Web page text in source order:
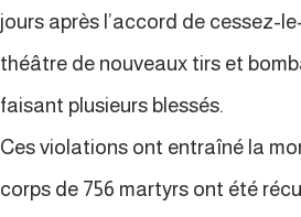
jours après l’accord de cessez-
théâtre de nouveaux tirs et
faisant plusieurs blessés.
Ces violations ont entraîné la
corps de 756 martyrs ont été